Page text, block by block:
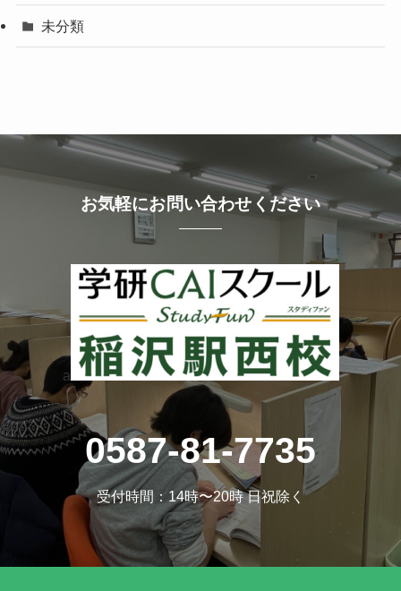
未分類
お気軽にお問い合わせください
a
0587-81-7735
受付時間：14時〜20時 日祝除く